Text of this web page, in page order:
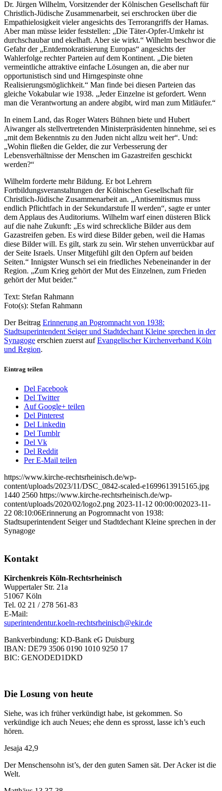
Dr. Jürgen Wilhelm, Vorsitzender der Kölnischen Gesellschaft für
Christlich-Jüdische Zusammenarbeit, sei erschrocken über die
Empathielosigkeit vieler angesichts des Terrorangriffs der Hamas.
Aber man müsse leider feststellen: „Die Täter-Opfer-Umkehr ist
durchschaubar und ekelhaft. Aber sie wirkt.“ Wilhelm beschwor die
Gefahr der „Entdemokratisierung Europas“ angesichts der
Wahlerfolge rechter Parteien auf dem Kontinent. „Die bieten
vermeintliche attraktive einfache Lösungen an, die aber nur
opportunistisch sind und Hirngespinste ohne
Realisierungsmöglichkeit.“ Man finde bei diesen Parteien das
gleiche Vokabular wie 1938. „Jeder Einzelne ist gefordert. Wenn
man die Verantwortung an andere abgibt, wird man zum Mitläufer.“
In einem Land, das Roger Waters Bühnen biete und Hubert
Aiwanger als stellvertretenden Ministerpräsidenten hinnehme, sei es
„mit dem Bekenntnis zu den Juden nicht allzu weit her“. Und:
„Wohin fließen die Gelder, die zur Verbesserung der
Lebensverhältnisse der Menschen im Gazastreifen geschickt
werden?“
Wilhelm forderte mehr Bildung. Er bot Lehrern
Fortbildungsveranstaltungen der Kölnischen Gesellschaft für
Christlich-Jüdische Zusammenarbeit an. „Antisemitismus muss
endlich Pflichtfach in der Sekundarstufe II werden“, sagte er unter
dem Applaus des Auditoriums. Wilhelm warf einen düsteren Blick
auf die nahe Zukunft: „Es wird schreckliche Bilder aus dem
Gazastreifen geben. Es wird diese Bilder geben, weil die Hamas
diese Bilder will. Es gilt, stark zu sein. Wir stehen unverrückbar auf
der Seite Israels. Unser Mitgefühl gilt den Opfern auf beiden
Seiten.“ Innigster Wunsch sei ein friedliches Nebeneinander in der
Region. „Zum Krieg gehört der Mut des Einzelnen, zum Frieden
gehört der Mut beider.“
Text: Stefan Rahmann
Foto(s): Stefan Rahmann
Der Beitrag Erinnerung an Pogromnacht von 1938:
Stadtsuperintendent Seiger und Stadtdechant Kleine sprechen in der
Synagoge erschien zuerst aufEvangelischer Kirchenverband Köln
und Region.
Eintrag teilen
Del Facebook
Del Twitter
Auf Google+ teilen
Del Pinterest
Del Linkedin
Del Tumblr
Del Vk
Del Reddit
Per E-Mail teilen
https://www.kirche-rechtsrheinisch.de/wp-
content/uploads/2023/11/DSC_0842-scaled-e1699613915165.jpg
1440 2560 https://www.kirche-rechtsrheinisch.de/wp-
content/uploads/2020/02/logo2.png 2023-11-12 00:00:002023-11-
22 08:10:06Erinnerung an Pogromnacht von 1938:
Stadtsuperintendent Seiger und Stadtdechant Kleine sprechen in der
Synagoge
Kontakt
Kirchenkreis Köln-Rechtsrheinisch
Wuppertaler Str. 21a
51067 Köln
Tel. 02 21 / 278 561-83
E-Mail:
superintendentur.koeln-rechtsrheinisch@ekir.de
Bankverbindung: KD-Bank eG Duisburg
IBAN: DE79 3506 0190 1010 9250 17
BIC: GENODED1DKD
Die Losung von heute
Siehe, was ich früher verkündigt habe, ist gekommen. So
verkündige ich auch Neues; ehe denn es sprosst, lasse ich’s euch
hören.
Jesaja 42,9
Der Menschensohn ist’s, der den guten Samen sät. Der Acker ist die
Welt.